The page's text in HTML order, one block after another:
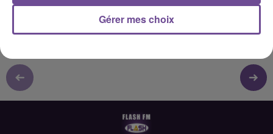
Gérer mes choix